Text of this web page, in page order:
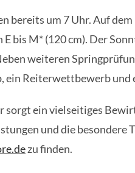
bereits um 7 Uhr. Auf
bis M* (120 cm). Der
weiteren
ein Reiterwettbewerb
sorgt ein vielseitiges
und die
zu finden.